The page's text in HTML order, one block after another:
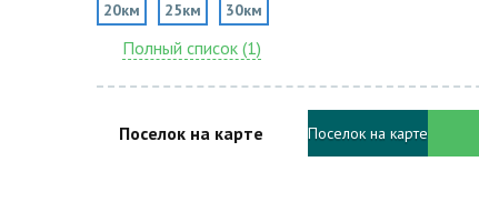
20км 25км 30км
Полный список (1)
Поселок на карте Поселок на карте